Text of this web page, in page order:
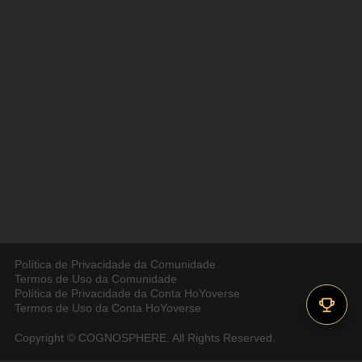
Política de Privacidade da Comunidade
Termos de Uso da Comunidade
Política de Privacidade da Conta HoYoverse
Termos de Uso da Conta HoYoverse
Copyright © COGNOSPHERE. All Rights Reserved.